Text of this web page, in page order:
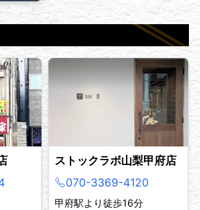
ストックラボ山梨甲府店
070-3369-4120
甲府駅より徒歩16分